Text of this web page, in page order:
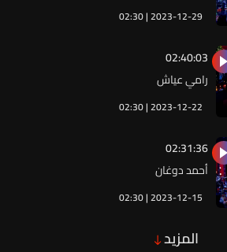
02:30 | 2023-12-29
02:30 | 2023-12-22
رامي عياش
02:40:03
02:30 | 2023-12-15
أحمد دوغان
02:31:36
المزيد